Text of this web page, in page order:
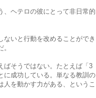
、ヘテロの彼にとって非日常的
ないと行動を改めることができ
そうではない。たとえば「3
に成功している。単なる教訓の
を動かす力がある、というこ